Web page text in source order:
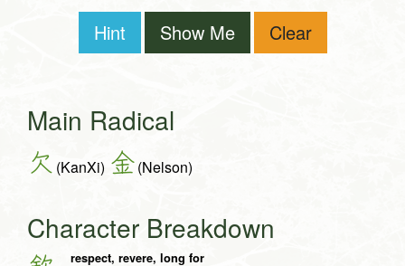
Hint Show Me Clear
Main Radical
欠 (KanXi) 金(Nelson)
Character Breakdown
respect, revere, long for